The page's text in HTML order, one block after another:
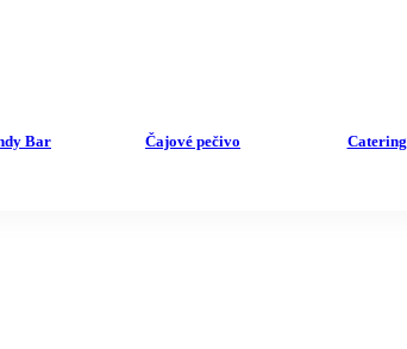
Bar Čajové pečivo Catering